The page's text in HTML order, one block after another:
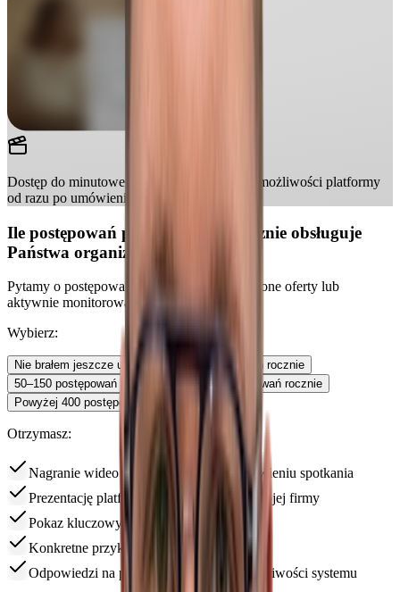
Dostęp do minutowego wideo z prezentacją możliwości platformy
od razu po umówieniu rozmowy.
Ile postępowań przetargowych rocznie obsługuje
Państwa organizacja?
Pytamy o postępowania publiczne, czyli złożone oferty lub
aktywnie monitorowane procedury.
Wybierz:
Nie brałem jeszcze udziału
Do 50 postępowań rocznie
50–150 postępowań rocznie
150–400 postępowań rocznie
Powyżej 400 postępowań rocznie
Otrzymasz:
Nagranie wideo aplikacji odrazu po umówieniu spotkania
Prezentację platformy dopasowaną do Twojej firmy
Pokaz kluczowych funkcji w praktyce
Konkretne przykłady pracy z przetargami
Odpowiedzi na pytania o wdrożenie i możliwości systemu